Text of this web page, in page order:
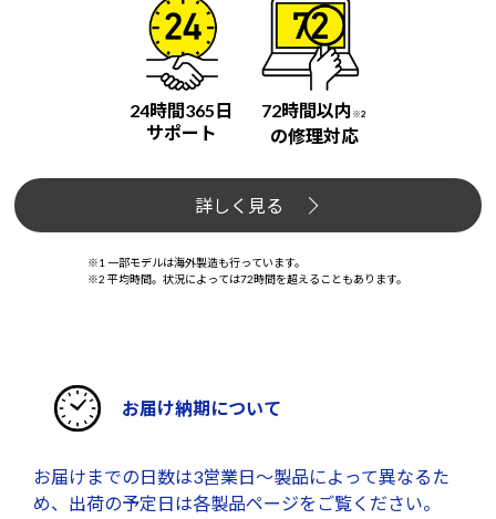
24時間365日
サポート
72時間以内 ※2
の修理対応
詳しく見る
※1 一部モデルは海外製造も行っています。
※2 平均時間。状況によっては72時間を超えることもあります。
お届け納期について
お届けまでの日数は3営業日～製品によって異なるた
め、出荷の予定日は各製品ページをご覧ください。